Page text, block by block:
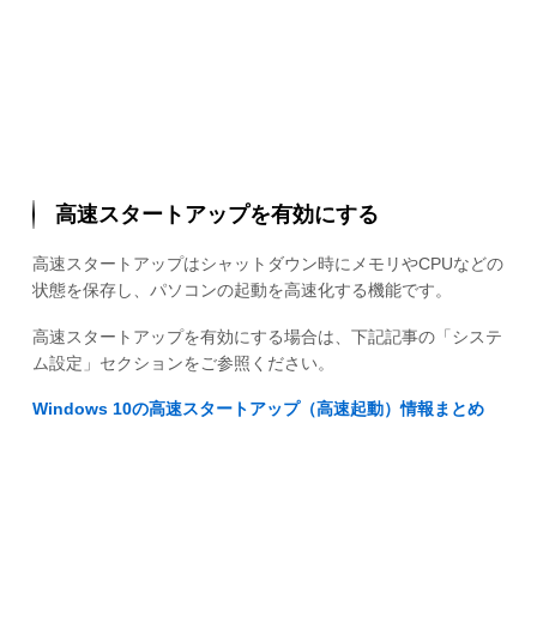
高速スタートアップを有効にする
高速スタートアップはシャットダウン時にメモリやCPUなどの
状態を保存し、パソコンの起動を高速化する機能です。
高速スタートアップを有効にする場合は、下記記事の「システ
ム設定」セクションをご参照ください。
Windows 10の高速スタートアップ（高速起動）情報まとめ